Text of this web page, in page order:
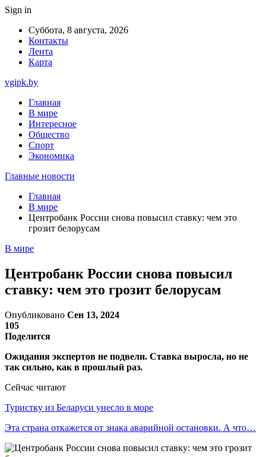
Sign in
Суббота, 8 августа, 2026
Контакты
Лента
Карта
vgipk.by
Главная
В мире
Интересное
Общество
Спорт
Экономика
Главные новости
Главная
В мире
Центробанк России снова повысил ставку: чем это
грозит белорусам
В мире
Центробанк России снова повысил
ставку: чем это грозит белорусам
Опубликовано Сен 13, 2024
105
Поделится
Ожидания экспертов не подвели. Ставка выросла, но не
так сильно, как в прошлый раз.
Сейчас читают
Туристку из Беларуси унесло в море
Эта страна откажется от знака аварийной остановки. А что…